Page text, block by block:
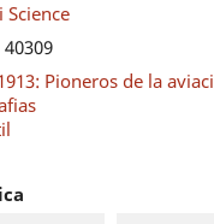
Science
40309
Pioneros de la aviaci